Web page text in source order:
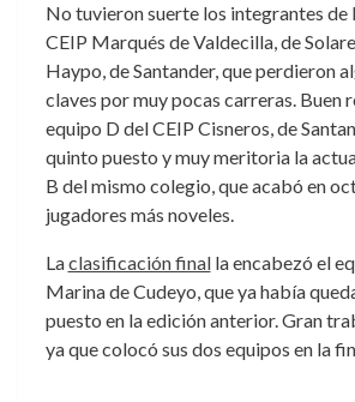
No tuvieron suerte los integrantes de
CEIP Marqués de Valdecilla, de
Haypo, de Santander, que perdieron
claves por muy pocas carreras. Buen
equipo D del CEIP Cisneros, de
quinto puesto y muy meritoria la
B del mismo colegio, que acabó en
jugadores más noveles.
Laclasificación finalla encabezó el
Marina de Cudeyo, que ya había
puesto en la edición anterior. Gran
ya que colocó sus dos equipos en la